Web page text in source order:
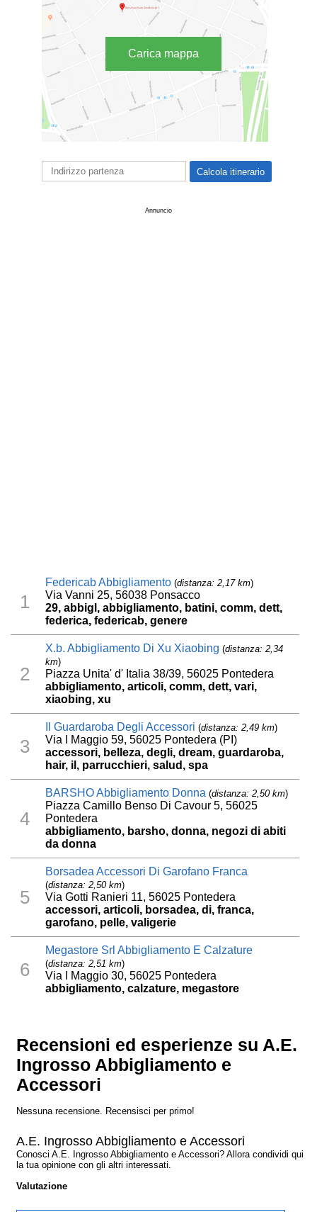
Carica mappa
Annuncio
1
Federicab Abbigliamento (distanza: 2,17 km)
Via Vanni 25, 56038 Ponsacco
29, abbigl, abbigliamento, batini, comm, dett,
federica, federicab, genere
2
X.b. Abbigliamento Di Xu Xiaobing (distanza: 2,34
km)
Piazza Unita' d' Italia 38/39, 56025 Pontedera
abbigliamento, articoli, comm, dett, vari,
xiaobing, xu
3
Il Guardaroba Degli Accessori (distanza: 2,49 km)
Via I Maggio 59, 56025 Pontedera (PI)
accessori, belleza, degli, dream, guardaroba,
hair, il, parrucchieri, salud, spa
4
BARSHO Abbigliamento Donna (distanza: 2,50 km)
Piazza Camillo Benso Di Cavour 5, 56025
Pontedera
abbigliamento, barsho, donna, negozi di abiti
da donna
5
Borsadea Accessori Di Garofano Franca
(distanza: 2,50 km)
Via Gotti Ranieri 11, 56025 Pontedera
accessori, articoli, borsadea, di, franca,
garofano, pelle, valigerie
6
Megastore Srl Abbigliamento E Calzature
(distanza: 2,51 km)
Via I Maggio 30, 56025 Pontedera
abbigliamento, calzature, megastore
Recensioni ed esperienze su A.E.
Ingrosso Abbigliamento e
Accessori
Nessuna recensione. Recensisci per primo!
A.E. Ingrosso Abbigliamento e Accessori
Conosci A.E. Ingrosso Abbigliamento e Accessori? Allora condividi qui
la tua opinione con gli altri interessati.
Valutazione